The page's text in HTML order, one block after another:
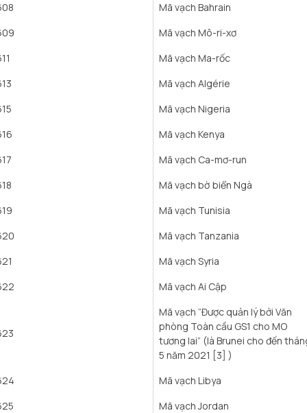
Mã vạch Bahrain
Mã vạch Mô-ri-xơ
Mã vạch Ma-rốc
Mã vạch Algérie
Mã vạch Nigeria
Mã vạch Kenya
Mã vạch Ca-mơ-run
Mã vạch bờ biển Ngà
Mã vạch Tunisia
Mã vạch Tanzania
Mã vạch Syria
Mã vạch Ai Cập
Mã vạch “Được quản lý bởi Văn
phòng Toàn cầu GS1 cho MO
tương lai” (là Brunei cho đến
5 năm 2021 [3] )
Mã vạch Libya
Mã vạch Jordan